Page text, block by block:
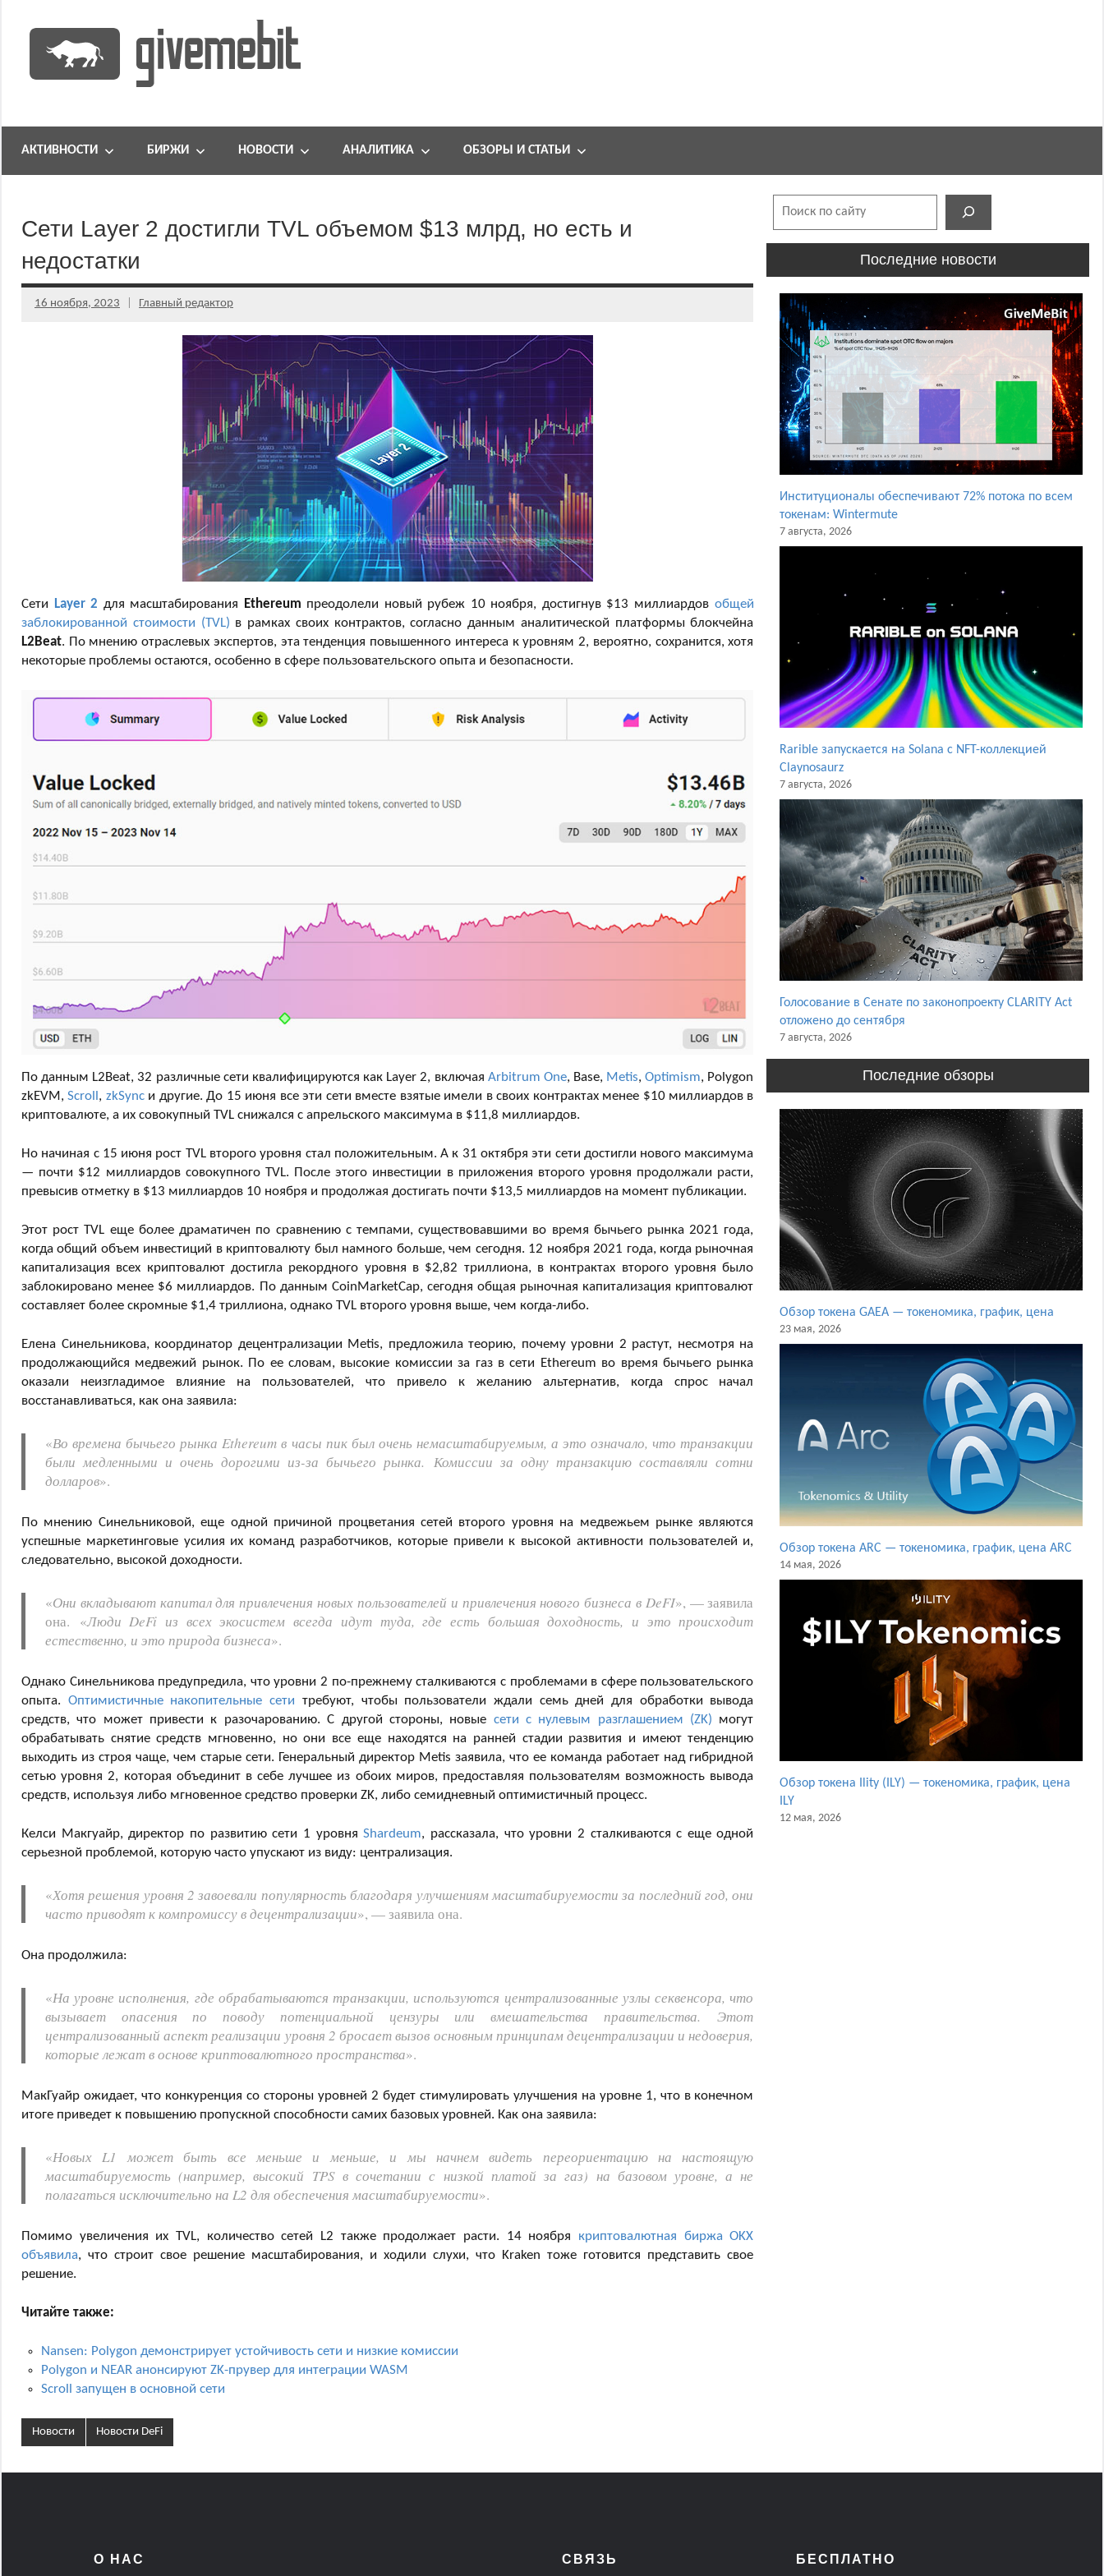
содержимому
GiveMeBit.com
портал
АКТИВНОСТИ БИРЖИ НОВОСТИ АНАЛИТИКА ОБЗОРЫ И СТАТЬИ
Сети Layer 2 достигли TVL объемом $13 млрд, но есть и
недостатки
16 ноября, 2023 Главный редактор
Сети Layer 2 для масштабирования Ethereum преодолели новый рубеж 10 ноября, достигнув $13 миллиардов общей
заблокированной стоимости (TVL) в рамках своих контрактов, согласно данным аналитической платформы блокчейна
L2Beat. По мнению отраслевых экспертов, эта тенденция повышенного интереса к уровням 2, вероятно, сохранится, хотя
некоторые проблемы остаются, особенно в сфере пользовательского опыта и безопасности.
По данным L2Beat, 32 различные сети квалифицируются как Layer 2, включая Arbitrum One, Base, Metis,Optimism, Polygon
zkEVM,Scroll , zkSyncи другие. До 15 июня все эти сети вместе взятые имели в своих контрактах менее $10 миллиардов в
криптовалюте, а их совокупный TVL снижался с апрельского максимума в $11,8 миллиардов.
Но начиная с 15 июня рост TVL второго уровня стал положительным. А к 31 октября эти сети достигли нового максимума
— почти $12 миллиардов совокупного TVL. После этого инвестиции в приложения второго уровня продолжали расти,
превысив отметку в $13 миллиардов 10 ноября и продолжая достигать почти $13,5 миллиардов на момент публикации.
Этот рост TVL еще более драматичен по сравнению с темпами, существовавшими во время бычьего рынка 2021 года,
когда общий объем инвестиций в криптовалюту был намного больше, чем сегодня. 12 ноября 2021 года, когда рыночная
капитализация всех криптовалют достигла рекордного уровня в $2,82 триллиона, в контрактах второго уровня было
заблокировано менее $6 миллиардов. По данным CoinMarketCap, сегодня общая рыночная капитализация криптовалют
составляет более скромные $1,4 триллиона, однако TVL второго уровня выше, чем когда-либо.
Елена Синельникова, координатор децентрализации Metis, предложила теорию, почему уровни 2 растут, несмотря на
продолжающийся медвежий рынок. По ее словам, высокие комиссии за газ в сети Ethereum во время бычьего рынка
оказали неизгладимое влияние на пользователей, что привело к желанию альтернатив, когда спрос начал
восстанавливаться, как она заявила:
«Во времена бычьего рынка Ethereum в часы пик был очень немасштабируемым, а это означало, что транзакции
были медленными и очень дорогими из-за бычьего рынка. Комиссии за одну транзакцию составляли сотни
долларов».
По мнению Синельниковой, еще одной причиной процветания сетей второго уровня на медвежьем рынке являются
успешные маркетинговые усилия их команд разработчиков, которые привели к высокой активности пользователей и,
следовательно, высокой доходности.
«Они вкладывают капитал для привлечения новых пользователей и привлечения нового бизнеса в DeFI», — заявила
она. «Люди DeFi из всех экосистем всегда идут туда, где есть большая доходность, и это происходит
естественно, и это природа бизнеса».
Однако Синельникова предупредила, что уровни 2 по-прежнему сталкиваются с проблемами в сфере пользовательского
опыта. Оптимистичные накопительные сети требуют, чтобы пользователи ждали семь дней для обработки вывода
средств, что может привести к разочарованию. С другой стороны, новые сети с нулевым разглашением (ZK) могут
обрабатывать снятие средств мгновенно, но они все еще находятся на ранней стадии развития и имеют тенденцию
выходить из строя чаще, чем старые сети. Генеральный директор Metis заявила, что ее команда работает над гибридной
сетью уровня 2, которая объединит в себе лучшее из обоих миров, предоставляя пользователям возможность вывода
средств, используя либо мгновенное средство проверки ZK, либо семидневный оптимистичный процесс.
Келси Макгуайр, директор по развитию сети 1 уровняShardeum, рассказала, что уровни 2 сталкиваются с еще одной
серьезной проблемой, которую часто упускают из виду: централизация.
«Хотя решения уровня 2 завоевали популярность благодаря улучшениям масштабируемости за последний год, они
часто приводят к компромиссу в децентрализации», — заявила она.
Она продолжила:
«На уровне исполнения, где обрабатываются транзакции, используются централизованные узлы секвенсора, что
вызывает опасения по поводу потенциальной цензуры или вмешательства правительства. Этот
централизованный аспект реализации уровня 2 бросает вызов основным принципам децентрализации и недоверия,
которые лежат в основе криптовалютного пространства».
МакГуайр ожидает, что конкуренция со стороны уровней 2 будет стимулировать улучшения на уровне 1, что в конечном
итоге приведет к повышению пропускной способности самих базовых уровней. Как она заявила:
«Новых L1 может быть все меньше и меньше, и мы начнем видеть переориентацию на настоящую
масштабируемость (например, высокий TPS в сочетании с низкой платой за газ) на базовом уровне, а не
полагаться исключительно на L2 для обеспечения масштабируемости».
Помимо увеличения их TVL, количество сетей L2 также продолжает расти. 14 ноября криптовалютная биржа OKX
объявила, что строит свое решение масштабирования, и ходили слухи, что Kraken тоже готовится представить свое
решение.
Читайте также:
Nansen: Polygon демонстрирует устойчивость сети и низкие комиссии
Polygon и NEAR анонсируют ZK-прувер для интеграции WASM
Scroll запущен в основной сети
Новости Новости DeFi
Последние новости
Институционалы обеспечивают 72% потока по всем
токенам: Wintermute
7 августа, 2026
Rarible запускается на Solana с NFT-коллекцией
Claynosaurz
7 августа, 2026
Голосование в Сенате по законопроекту CLARITY Act
отложено до сентября
7 августа, 2026
Последние обзоры
Обзор токена GAEA — токеномика, график, цена
23 мая, 2026
Обзор токена ARC — токеномика, график, цена ARC
14 мая, 2026
Обзор токена Ility (ILY) — токеномика, график, цена
ILY
12 мая, 2026
О НАС СВЯЗЬ БЕСПЛАТНО